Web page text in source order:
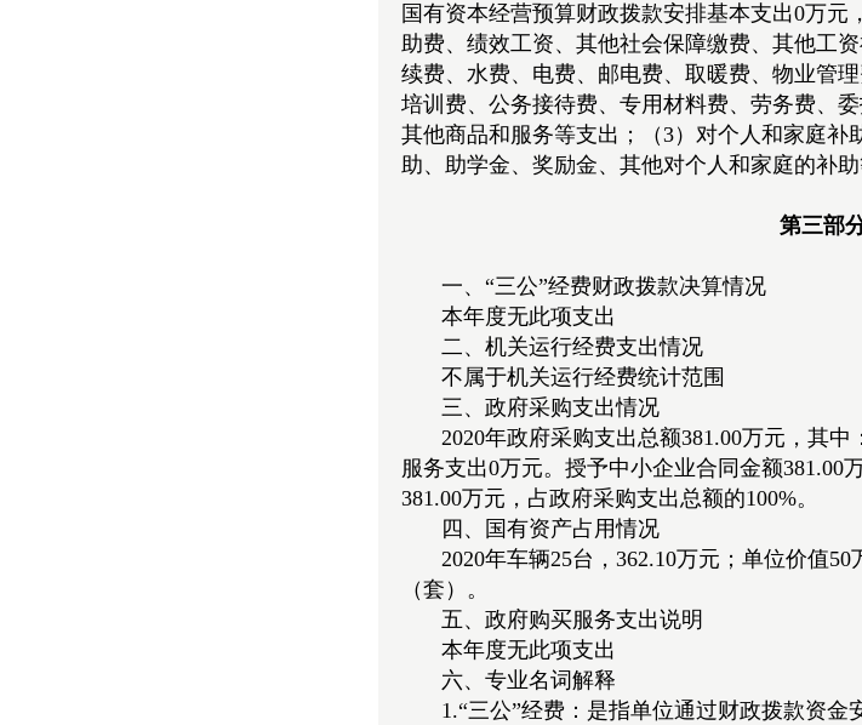
国有资本经营预算财政拨款安排基本支出0万
助费、绩效工资、其他社会保障缴费、其他工
续费、水费、电费、邮电费、取暖费、物业管
培训费、公务接待费、专用材料费、劳务费、
其他商品和服务等支出；（3）对个人和家庭
助、助学金、奖励金、其他对个人和家庭的补
第三部
一、“三公”经费财政拨款决算情况
本年度无此项支出
二、机关运行经费支出情况
不属于机关运行经费统计范围
三、政府采购支出情况
2020年政府采购支出总额381.00万元，其
服务支出0万元。授予中小企业合同金额381.00
381.00万元，占政府采购支出总额的100%。
四、国有资产占用情况
2020年车辆25台，362.10万元；单位价值
（套）。
五、政府购买服务支出说明
本年度无此项支出
六、专业名词解释
1.“三公”经费：是指单位通过财政拨款资